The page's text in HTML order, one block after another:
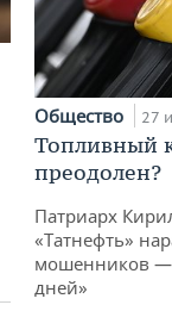
Общество 27
Топливный
преодолен?
Патриарх
«Татнефть»
мошенников —
дней»